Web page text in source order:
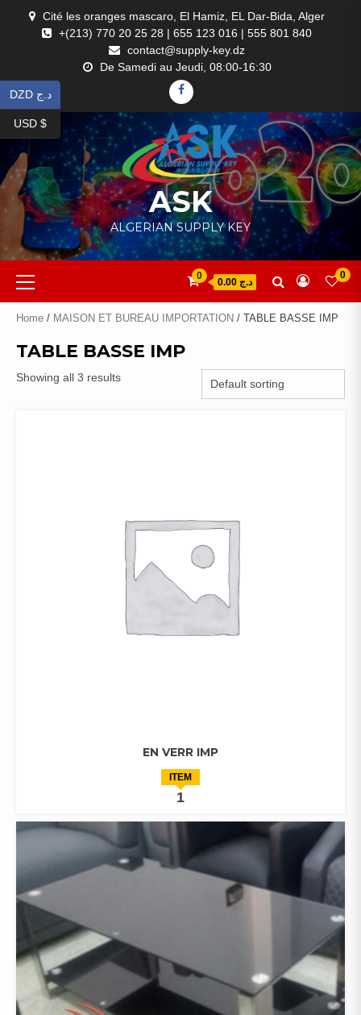
Cité les oranges mascaro, El Hamiz, EL Dar-Bida, Alger
+(213) 770 20 25 28 | 655 123 016 | 555 801 840
contact@supply-key.dz
De Samedi au Jeudi, 08:00-16:30
FACEBOOK
ASK
ALGERIAN SUPPLY KEY
Primary
Menu
0
د.ج 0.00
0
Home / MAISON ET BUREAU IMPORTATION / TABLE BASSE IMP
TABLE BASSE IMP
Showing all 3 results
EN VERR IMP
1
ITEM
DZD د.ج
USD $